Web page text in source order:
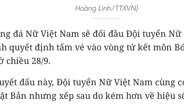
Hoàng Linh/TTXVN)
đá Nữ Việt Nam sẽ đối đầu Đội tuyển
quyết định tấm vé vào vòng tứ kết môn
chiều 28/9.
đấu này, Đội tuyển Nữ Việt Nam cùng
Bản nhưng xếp sau do kém hơn về hiệu